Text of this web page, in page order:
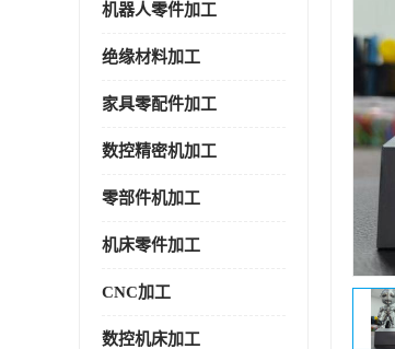
机器人零件加工
绝缘材料加工
家具零配件加工
数控精密机加工
零部件机加工
机床零件加工
CNC加工
数控机床加工